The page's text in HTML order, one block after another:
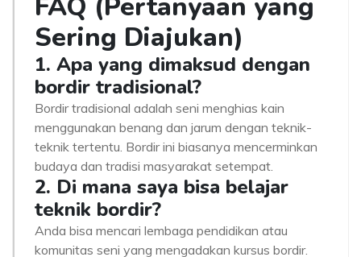
Sering Diajukan)
1. Apa yang dimaksud dengan
bordir tradisional?
Bordir tradisional adalah seni menghias kain
menggunakan benang dan jarum dengan teknik-
teknik tertentu. Bordir ini biasanya mencerminkan
budaya dan tradisi masyarakat setempat.
2. Di mana saya bisa belajar
teknik bordir?
Anda bisa mencari lembaga pendidikan atau
komunitas seni yang mengadakan kursus bordir.